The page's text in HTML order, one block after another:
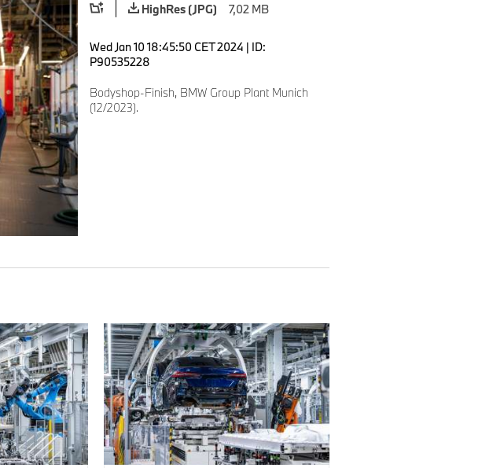
HighRes (JPG)
7,02 MB
Wed Jan 10 18:45:50 CET 2024 | ID:
P90535228
Bodyshop-Finish, BMW Group Plant Munich
(12/2023).